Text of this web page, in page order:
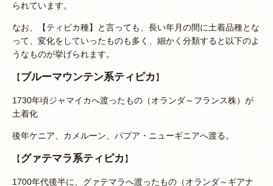
られています。
なお、【ティピカ種】と言っても、長い年月の間に土着品種とな
って、変化をしていったものも多く、細かく分類すると以下のよ
うなものが挙げられます。
【ブルーマウンテン系ティピカ 】
1730年頃ジャマイカへ渡ったもの（オランダ～フランス株）が
土着化
後年ケニア、カメルーン、パプア・ニューギニアへ渡る。
【グァテマラ系ティピカ 】
1700年代後半に、グァテマラへ渡ったもの（オランダ～ギアナ